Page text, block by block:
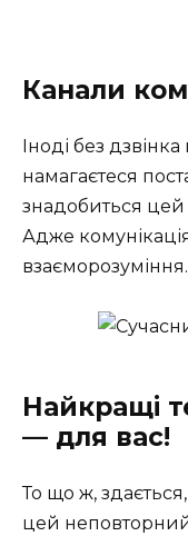
Канали
Іноді без
намагаєтеся
знадобиться
Адже
взаєморозуміння.
Найкращі
— для вас!
То що ж,
цей